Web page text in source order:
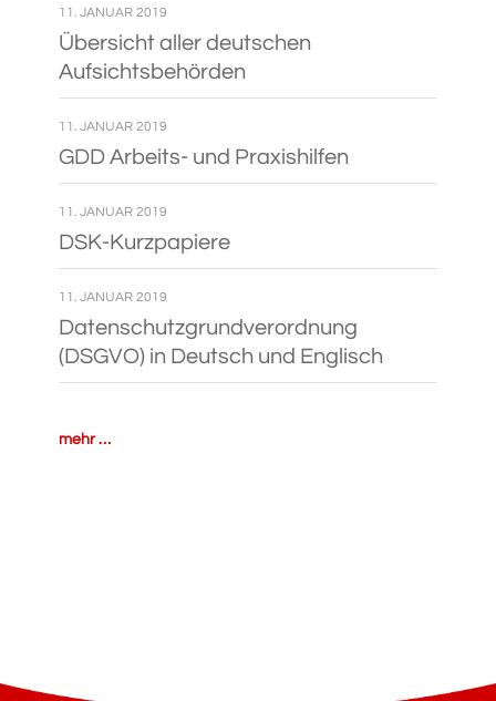
11. JANUAR 2019
Über­sicht aller deut­schen
Aufsichtsbehörden
11. JANUAR 2019
GDD Arbeits- und Praxishilfen
11. JANUAR 2019
DSK-Kur­z­­pa­­piere
11. JANUAR 2019
Daten­schutz­grund­ver­ord­nung
(DSGVO) in Deutsch und Englisch
mehr …